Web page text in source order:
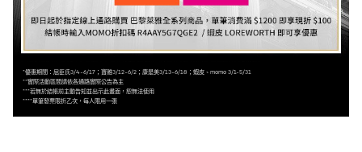
*優惠期間：屈臣氏3/4-6/17；寶雅3/12-6/2；康是美3/13-6/18；蝦皮、momo 3/1-5/31
**實際活動區間請依各通路實際公告為主
***若無於結帳前主動告知並出示此畫面，恕無法使用
****單筆發票限折乙次，每人限用一張